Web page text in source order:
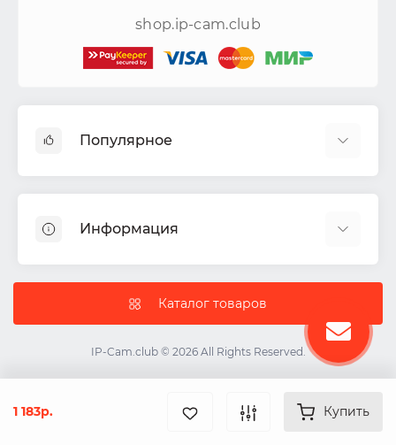
1 183р. Купить
shop.ip-cam.club
Популярное
Акустические системы
СКУД
Комплекты ИБП
Информация
Политика Безопасности
Условия соглашения
Контакты
Каталог товаров
IP-Cam.club © 2026 All Rights Reserved.